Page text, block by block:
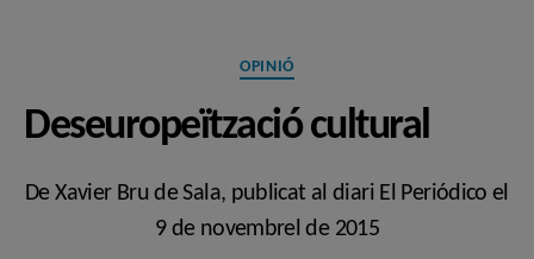
Categories
OPINIÓ
Deseuropeïtzació cultural
De Xavier Bru de Sala, publicat al diari El Periódico el
9 de novembrel de 2015